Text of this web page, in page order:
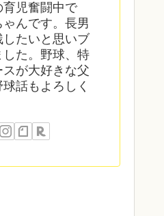
児奮闘中で
んです。長男
たいと思いブ
した。野球、特
が大好きな父
話もよろしく